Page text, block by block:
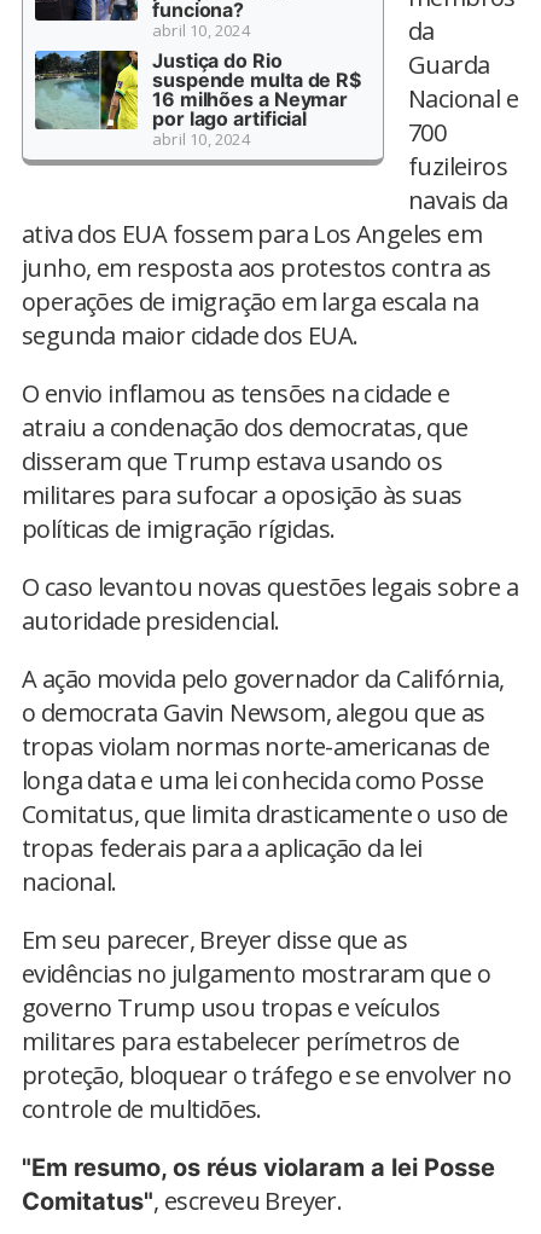
funciona?
abril 10, 2024
Justiça do Rio
suspende multa de R$
16 milhões a Neymar
por lago artificial
abril 10, 2024
da
Guarda
Nacional e
700
fuzileiros
navais da
ativa dos EUA fossem para Los Angeles em
junho, em resposta aos protestos contra as
operações de imigração em larga escala na
segunda maior cidade dos EUA.
O envio inflamou as tensões na cidade e
atraiu a condenação dos democratas, que
disseram que Trump estava usando os
militares para sufocar a oposição às suas
políticas de imigração rígidas.
O caso levantou novas questões legais sobre a
autoridade presidencial.
A ação movida pelo governador da Califórnia,
o democrata Gavin Newsom, alegou que as
tropas violam normas norte-americanas de
longa data e uma lei conhecida como Posse
Comitatus, que limita drasticamente o uso de
tropas federais para a aplicação da lei
nacional.
Em seu parecer, Breyer disse que as
evidências no julgamento mostraram que o
governo Trump usou tropas e veículos
militares para estabelecer perímetros de
proteção, bloquear o tráfego e se envolver no
controle de multidões.
"Em resumo, os réus violaram a lei Posse
Comitatus", escreveu Breyer.